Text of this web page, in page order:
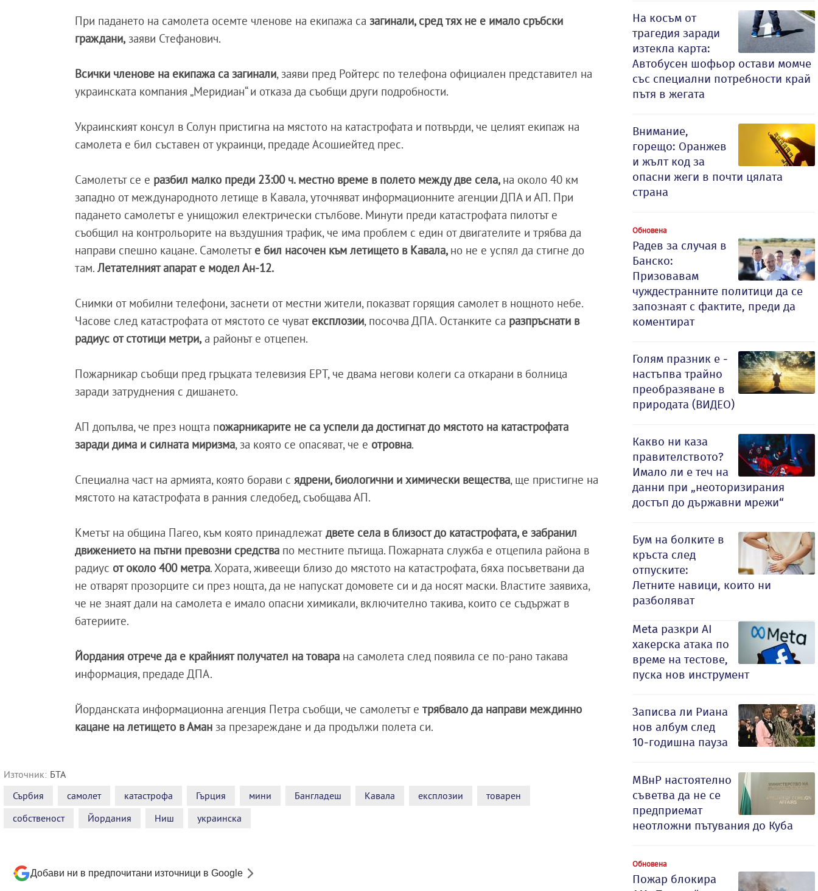
При падането на самолета осемте членове на екипажа са загинали, сред тях не е имало сръбски
граждани, заяви Стефанович.
Всички членове на екипажа са загинали, заяви пред Ройтерс по телефона официален представител на
украинската компания „Меридиан“ и отказа да съобщи други подробности.
Украинският консул в Солун пристигна на мястото на катастрофата и потвърди, че целият екипаж на
самолета е бил съставен от украинци, предаде Асошиейтед прес.
Самолетът се е разбил малко преди 23:00 ч. местно време в полето между две села, на около 40 км
западно от международното летище в Кавала, уточняват информационните агенции ДПА и АП. При
падането самолетът е унищожил електрически стълбове. Минути преди катастрофата пилотът е
съобщил на контрольорите на въздушния трафик, че има проблем с един от двигателите и трябва да
направи спешно кацане. Самолетът е бил насочен към летището в Кавала, но не е успял да стигне до
там.Летателният апарат е модел Ан-12.
Снимки от мобилни телефони, заснети от местни жители, показват горящия самолет в нощното небе.
Часове след катастрофата от мястото се чуват експлозии, посочва ДПА. Останките са разпръснати в
радиус от стотици метри, а районът е отцепен.
Пожарникар съобщи пред гръцката телевизия ЕРТ, че двама негови колеги са откарани в болница
заради затруднения с дишането.
АП допълва, че през нощта пожарникарите не са успели да достигнат до мястото на катастрофата
заради дима и силната миризма, за която се опасяват, че е отровна.
Специална част на армията, която борави с ядрени, биологични и химически вещества, ще пристигне на
мястото на катастрофата в ранния следобед, съобщава АП.
Кметът на община Пагео, към която принадлежат двете села в близост до катастрофата, е забранил
движението на пътни превозни средства по местните пътища. Пожарната служба е отцепила района в
радиус от около 400 метра. Хората, живеещи близо до мястото на катастрофата, бяха посъветвани да
не отварят прозорците си през нощта, да не напускат домовете си и да носят маски. Властите заявиха,
че не знаят дали на самолета е имало опасни химикали, включително такива, които се съдържат в
батериите.
Йордания отрече да е крайният получател на товара на самолета след появила се по-рано такава
информация, предаде ДПА.
Йорданската информационна агенция Петра съобщи, че самолетът етрябвало да направи междинно
кацане на летището в Аман за презареждане и да продължи полета си.
Източник: БТА
Сърбия
самолет катастрофа Гърция мини Бангладеш Кавала експлозии
товарен
собственост
Йордания Ниш украинска
Добави ни в предпочитани източници в Google
На косъм от
трагедия заради
изтекла карта:
Автобусен шофьор остави момче
със специални потребности край
пътя в жегата
Внимание,
горещо: Оранжев
и жълт код за
опасни жеги в почти цялата
страна
Обновена
Радев за случая в
Банско:
Призовавам
чуждестранните политици да се
запознаят с фактите, преди да
коментират
Голям празник е -
настъпва трайно
преобразяване в
природата (ВИДЕО)
Какво ни каза
правителството?
Имало ли е теч на
данни при „неоторизирания
достъп до държавни мрежи“
Бум на болките в
кръста след
отпуските:
Летните навици, които ни
разболяват
Meta разкри AI
хакерска атака по
време на тестове,
пуска нов инструмент
Записва ли Риана
нов албум след
10-годишна пауза
МВнР настоятелно
съветва да не се
предприемат
неотложни пътувания до Куба
Обновена
Пожар блокира